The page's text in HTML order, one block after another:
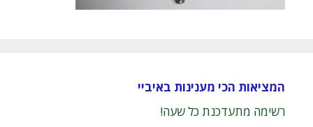
המציאות הכי מענינות באיביי
רשימה מתעדכנת כל שעה!